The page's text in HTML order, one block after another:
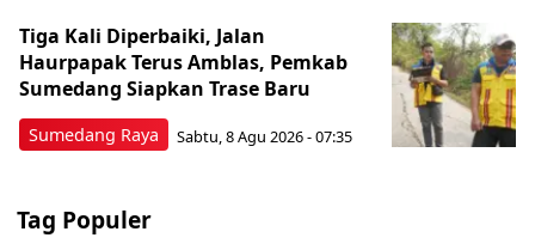
Sumedang Raya
Tiga Kali Diperbaiki, Jalan
Haurpapak Terus Amblas, Pemkab
Sumedang Siapkan Trase Baru
Sabtu, 8 Agu 2026 - 07:35
Tag Populer